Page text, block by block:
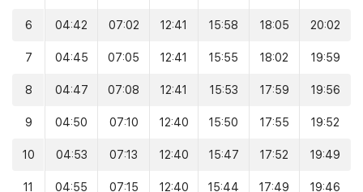
6 04:42 07:02 12:41 15:58 18:05 20:02
7 04:45 07:05 12:41 15:55 18:02 19:59
8 04:47 07:08 12:41 15:53 17:59 19:56
9 04:50 07:10 12:40 15:50 17:55 19:52
10 04:53 07:13 12:40 15:47 17:52 19:49
11 04:55 07:15 12:40 15:44 17:49 19:46